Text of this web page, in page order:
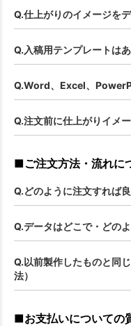
Q.仕上がりのイメージを
Q.入稿用テンプレートはあ
Q.Word、Excel、
Q.注文前に仕上がりイメ
■ご注文方法・流れに
Q.どのように注文すれば
Q.データはどこで・どの
Q.以前製作したものと同
法）
■お支払いについての